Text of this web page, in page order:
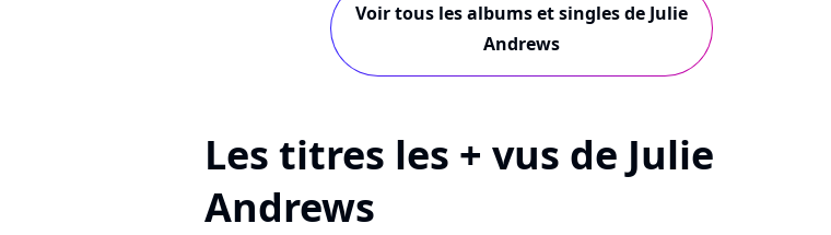
Voir tous les albums et singles de Julie
Andrews
Les titres les + vus de Julie
Andrews